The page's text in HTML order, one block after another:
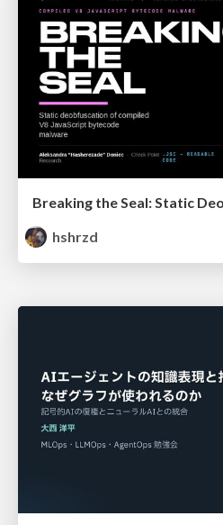
hshrzd